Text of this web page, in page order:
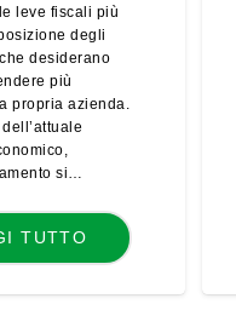
leve fiscali più
degli
desiderano
più
propria azienda.
si…
TUTTO